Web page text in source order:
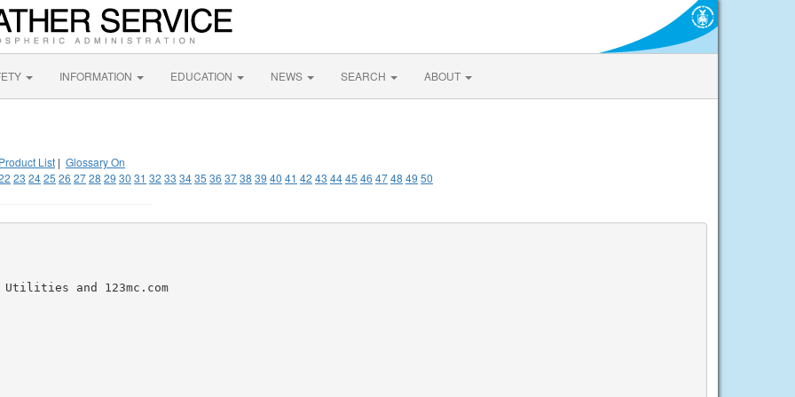
INFORMATION EDUCATION NEWS SEARCH ABOUT
Product List | Glossary On
23 2425 26 2728 29 30 31 32 33 3435 36 3738 39 40 41 42 43 4445 46 4748 49 50